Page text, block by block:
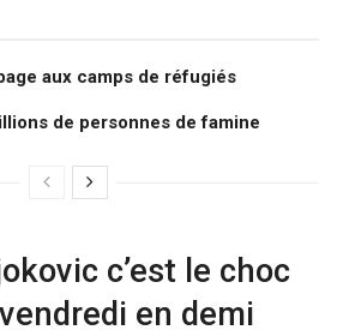
aux camps de réfugiés
de personnes de famine
c’est le choc
en demi